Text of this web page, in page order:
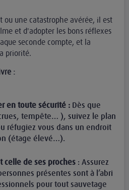
ou une catastrophe avérée, il est
et d'adopter les bons réflexes
seconde compte, et la
priorité.
:
en toute sécurité : Dès que
tempête… ), suivez le plan
réfugiez vous dans un endroit
(étage élevé…).
celle de ses proches : Assurez
présentes sont à l’abri
pour tout sauvetage